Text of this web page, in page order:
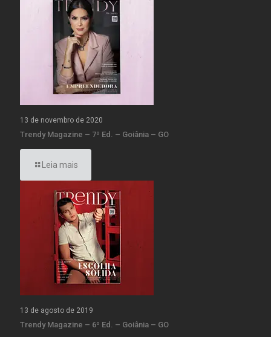
13 de novembro de 2020
Trendy Magazine – 7º Ed. – Goiânia – GO
Leia mais
13 de agosto de 2019
Trendy Magazine – 6º Ed. – Goiânia – GO